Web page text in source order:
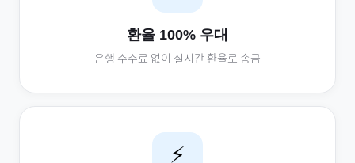
환율 100% 우대
은행 수수료 없이 실시간 환율로 송금
⚡